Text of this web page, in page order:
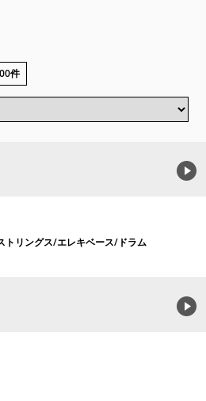
件
トリングス/エレキベース/ドラム